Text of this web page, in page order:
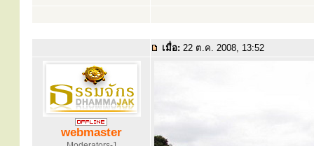
เมื่อ: 22 ต.ค. 2008, 13:52
webmaster